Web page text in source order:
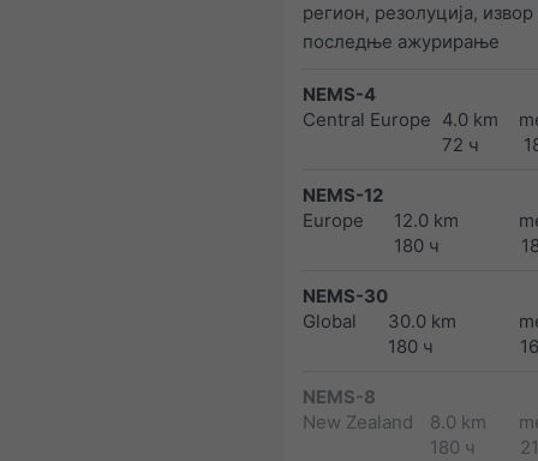
регион, резолуција, извор
последње ажурирање
NEMS-4
Central Europe 4.0 km
72 ч
NEMS-12
Europe
12.0 km
180 ч
NEMS-30
Global
30.0 km
180 ч
NEMS-8
New Zealand
8.0 km
180 ч